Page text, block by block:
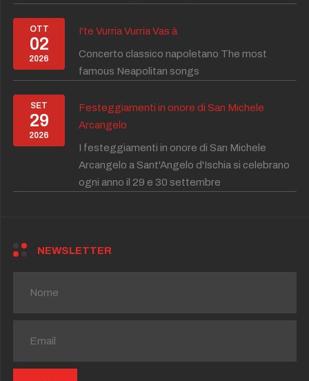
OTT
02
2026
I'te Vurria Vurria Vas à
Concerto classico napoletano The most
famous Neapolitan songs
SET
29
2026
Festeggiamenti in onore di San Michele
Arcangelo
I festeggiamenti in onore di San Michele
Arcangelo a Sant'Angelo d'Ischia si celebrano
ogni anno il 29 e 30 settembre
NEWSLETTER